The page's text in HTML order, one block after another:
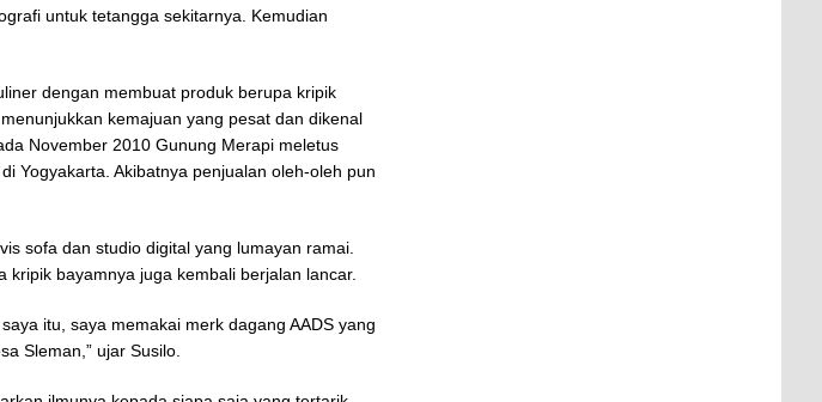
untuk tetangga sekitarnya. Kemudian
dengan membuat produk berupa kripik
kemajuan yang pesat dan dikenal
November 2010 Gunung Merapi meletus
Yogyakarta. Akibatnya penjualan oleh-oleh pun
sofa dan studio digital yang lumayan ramai.
bayamnya juga kembali berjalan lancar.
itu, saya memakai merk dagang AADS yang
Sleman,” ujar Susilo.